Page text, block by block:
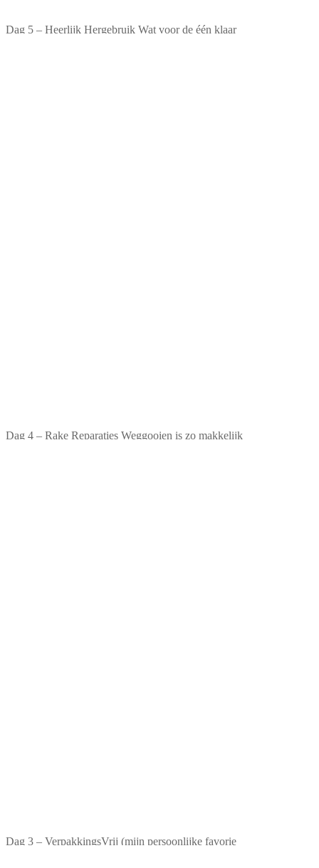
Dag 5 – Heerlijk Hergebruik Wat voor de één klaar
Dag 4 – Rake Reparaties Weggooien is zo makkelijk
Dag 3 – VerpakkingsVrij (mijn persoonlijke favorie